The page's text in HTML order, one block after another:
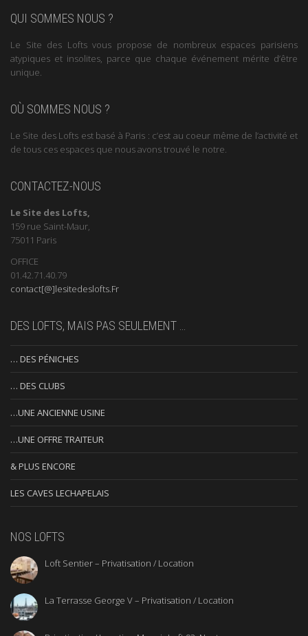
QUI SOMMES NOUS ?
Le Site des Lofts vous propose de nombreux espaces parisiens
atypiques et insolites, parce que chaque événement mérite d’être
unique.
OÙ SOMMES NOUS ?
Le Site des Lofts est basé à Paris : c’est au coeur même de l’activité et
de tous ces espaces que nous avons trouvé le notre.
CONTACTEZ-NOUS
Le Site des Lofts,
159 rue Saint-Maur,
75011 Paris
OFFICE
01.42.71.40.79
contact[@]lesitedeslofts.Fr
DES LOFTS, MAIS PAS SEULEMENT …
… DES PÉNICHES
… DES CLUBS
…UNE ANCIENNE USINE
…UNE OFFRE TRAITEUR
& PLUS ENCORE
LES CAVES LECHAPELAIS
NOS LOFTS
Loft Sentier – Privatisation / Location
La Terrasse George V – Privatisation / Location